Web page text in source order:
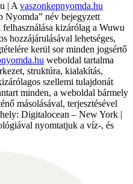
| A vaszonkepnyomda.hu
Nyomda” név bejegyzett
kizárólag a Wuwu
hozzájárulásával lehetséges,
kerül sor minden jogsértő
weboldal tartalma
struktúra, kialakítás,
szellemi tulajdonát
minden, a weboldal bármely
másolásával, terjesztésével
Digitalocean – New York |
nyomtatjuk a víz-, és